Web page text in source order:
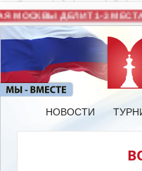
МОСКВЫ ДЕЛИТ 1-3
НОВОСТИ